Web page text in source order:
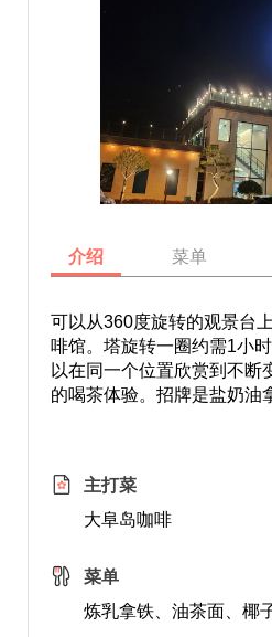
介绍 菜单
可以从360度旋转的观景台
啡馆。塔旋转一圈约需1小
以在同一个位置欣赏到不断
的喝茶体验。招牌是盐奶
主打菜
大阜岛咖啡
菜单
炼乳拿铁、油茶面、椰